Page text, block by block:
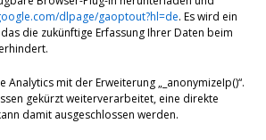
dlpage/gaoptout?hl=de. Es wird ein
die zukünftige Erfassung Ihrer Daten beim
Analytics mit der Erweiterung „_anonymizeIp()“.
gekürzt weiterverarbeitet, eine direkte
damit ausgeschlossen werden.